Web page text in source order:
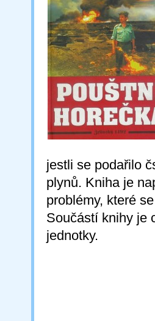
jestli se podařilo
plynů. Kniha je
problémy, které
Součástí knihy je
jednotky.